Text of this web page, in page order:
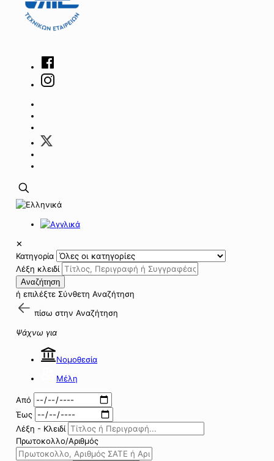
✕
Κατηγορία
Λέξη κλειδί
Αναζήτηση
ή επιλέξτε Σύνθετη Αναζήτηση
πίσω στην Αναζήτηση
Ψάχνω για
Νομοθεσία
Μέλη
Από
Έως
Λέξη - Κλειδί
Πρωτοκολλο/Αριθμός